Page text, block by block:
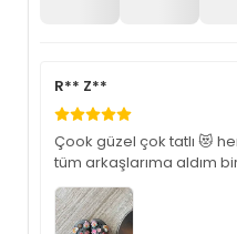
R** Z**
Çook güzel çok tatlı 😻
tüm arkaşlarıma aldım